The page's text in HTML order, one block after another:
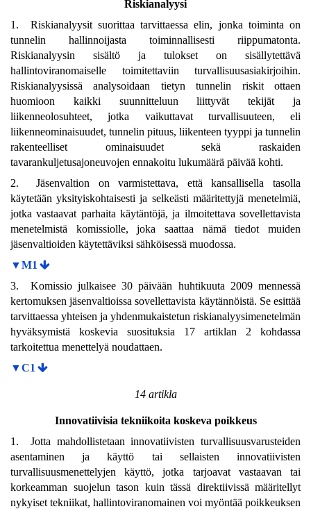
Riskianalyysi
1. Riskianalyysit suorittaa tarvittaessa elin, jonka toiminta on
tunnelin hallinnoijasta toiminnallisesti riippumatonta.
Riskianalyysin sisältö ja tulokset on sisällytettävä
hallintoviranomaiselle toimitettaviin turvallisuusasiakirjoihin.
Riskianalyysissä analysoidaan tietyn tunnelin riskit ottaen
huomioon kaikki suunnitteluun liittyvät tekijät ja
liikenneolosuhteet, jotka vaikuttavat turvallisuuteen, eli
liikenneominaisuudet, tunnelin pituus, liikenteen tyyppi ja tunnelin
rakenteelliset ominaisuudet sekä raskaiden
tavarankuljetusajoneuvojen ennakoitu lukumäärä päivää kohti.
2. Jäsenvaltion on varmistettava, että kansallisella tasolla
käytetään yksityiskohtaisesti ja selkeästi määritettyjä menetelmiä,
jotka vastaavat parhaita käytäntöjä, ja ilmoitettava sovellettavista
menetelmistä komissiolle, joka saattaa nämä tiedot muiden
jäsenvaltioiden käytettäviksi sähköisessä muodossa.
▼M1
3. Komissio julkaisee 30 päivään huhtikuuta 2009 mennessä
kertomuksen jäsenvaltioissa sovellettavista käytännöistä. Se esittää
tarvittaessa yhteisen ja yhdenmukaistetun riskianalyysimenetelmän
hyväksymistä koskevia suosituksia 17 artiklan 2 kohdassa
tarkoitettua menettelyä noudattaen.
▼C1
14 artikla
Innovatiivisia tekniikoita koskeva poikkeus
1. Jotta mahdollistetaan innovatiivisten turvallisuusvarusteiden
asentaminen ja käyttö tai sellaisten innovatiivisten
turvallisuusmenettelyjen käyttö, jotka tarjoavat vastaavan tai
korkeamman suojelun tason kuin tässä direktiivissä määritellyt
nykyiset tekniikat, hallintoviranomainen voi myöntää poikkeuksen